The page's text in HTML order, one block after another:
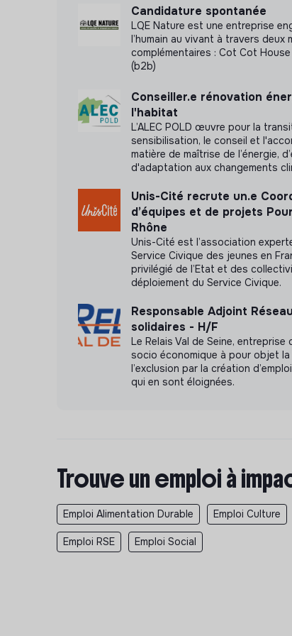
Date limite de dépôt de candidatures
Candidature spontanée
LQE Nature est une entreprise
l’humain au vivant à travers deux
complémentaires : Cot Cot
(b2b)
Conseiller.e rénovation
l'habitat
L’ALEC POLD œuvre pour la
sensibilisation, le conseil et
matière de maîtrise de l’énergie,
d'adaptation aux changements
Unis-Cité recrute un.e
d’équipes et de projets
Rhône
Unis-Cité est l’association
Service Civique des jeunes en
privilégié de l’Etat et des
déploiement du Service Civique.
Responsable Adjoint
solidaires - H/F
Le Relais Val de Seine,
socio économique à pour objet
l’exclusion par la création
qui en sont éloignées.
Trouve un emploi à
Emploi Alimentation Durable Emploi Culture
Emploi RSE Emploi Social